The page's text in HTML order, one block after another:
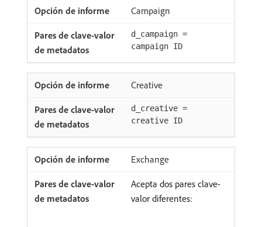
Campaign
d_campaign =
campaign ID
Creative
d_creative =
creative ID
Exchange
Acepta dos pares clave-
valor diferentes: